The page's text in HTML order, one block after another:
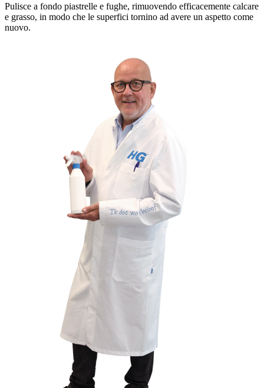
Pulisce a fondo piastrelle e fughe, rimuovendo efficacemente calcare
e grasso, in modo che le superfici tornino ad avere un aspetto come
nuovo.